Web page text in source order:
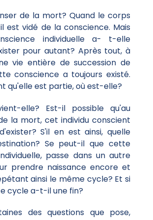
de la mort? Quand le corps
est vidé de la conscience. Mais
individuelle a- t-elle
pour autant? Après tout, à
vie entière de succession de
conscience a toujours existé.
qu'elle est partie, où est-elle?
elle? Est-il possible qu'au
la mort, cet individu conscient
S'il en est ainsi, quelle
Se peut-il que cette
passe dans un autre
prendre naissance encore et
ainsi le même cycle? Et si
cycle a-t-il une fin?
des questions que pose,